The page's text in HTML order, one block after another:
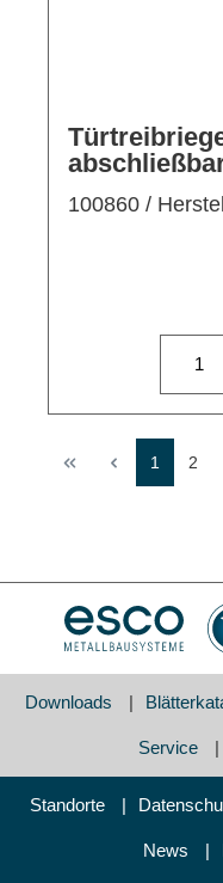
100860 /
1 2
Downloads
Service
Standorte
News